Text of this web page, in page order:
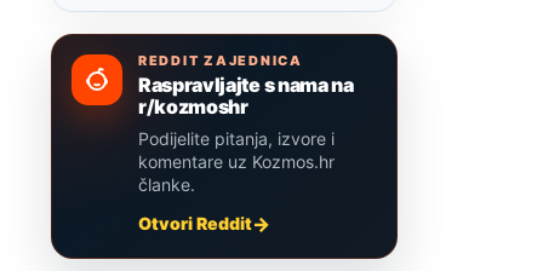
REDDIT ZAJEDNICA
Raspravljajte s nama na
r/kozmoshr
Podijelite pitanja, izvore i
komentare uz Kozmos.hr
članke.
Otvori Reddit